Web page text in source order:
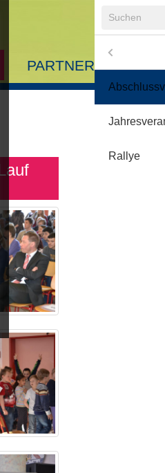
PARTNER
Startseite
Mediathek
Coolrider-Freunde e.V.
Rallye